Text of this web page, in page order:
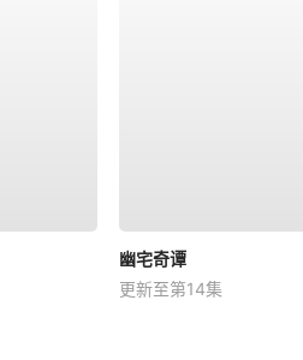
幽宅奇谭
更新至第14集